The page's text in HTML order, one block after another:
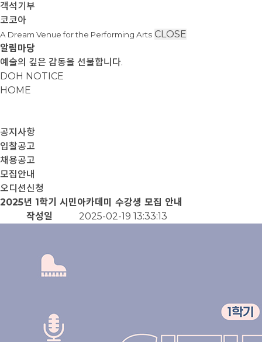
객석기부
코코아
A Dream Venue for the Performing Arts CLOSE
알림마당
예술의 깊은 감동을 선물합니다.
DOH NOTICE
HOME
공지사항
입찰공고
채용공고
모집안내
오디션신청
2025년 1학기 시민아카데미 수강생 모집 안내
작성일
2025-02-19 13:33:13